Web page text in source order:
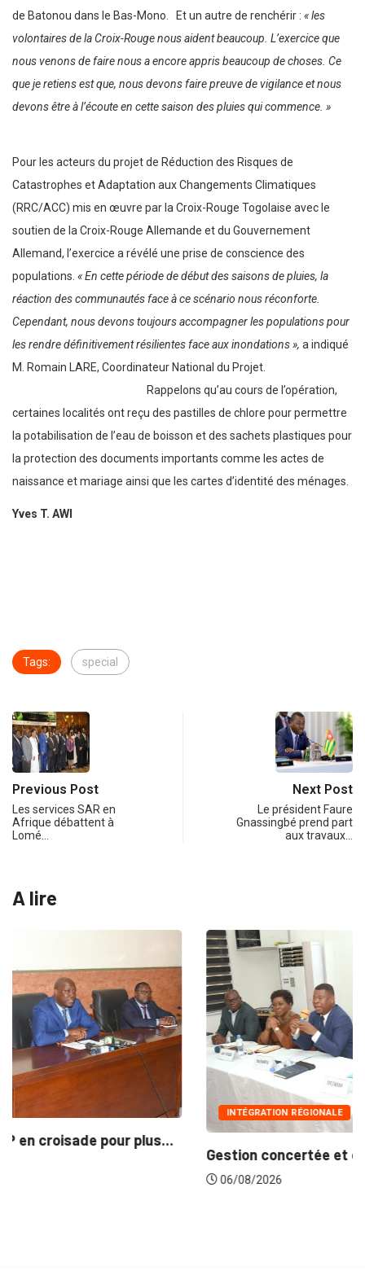
de Batonou dans le Bas-Mono. Et un autre de renchérir : « les
volontaires de la Croix-Rouge nous aident beaucoup. L’exercice que
nous venons de faire nous a encore appris beaucoup de choses. Ce
que je retiens est que, nous devons faire preuve de vigilance et nous
devons être à l’écoute en cette saison des pluies qui commence. »
Pour les acteurs du projet de Réduction des Risques de
Catastrophes et Adaptation aux Changements Climatiques
(RRC/ACC) mis en œuvre par la Croix-Rouge Togolaise avec le
soutien de la Croix-Rouge Allemande et du Gouvernement
Allemand, l’exercice a révélé une prise de conscience des
populations. « En cette période de début des saisons de pluies, la
réaction des communautés face à ce scénario nous réconforte.
Cependant, nous devons toujours accompagner les populations pour
les rendre définitivement résilientes face aux inondations », a indiqué
M. Romain LARE, Coordinateur National du Projet.
Rappelons qu’au cours de l’opération,
certaines localités ont reçu des pastilles de chlore pour permettre
la potabilisation de l’eau de boisson et des sachets plastiques pour
la protection des documents importants comme les actes de
naissance et mariage ainsi que les cartes d’identité des ménages.
Yves T. AWI
Tags: special
Previous Post
Les services SAR en
Afrique débattent à
Lomé…
Next Post
Le président Faure
Gnassingbé prend part
aux travaux…
A lire
Gestion concertée et durable du Bassin du...